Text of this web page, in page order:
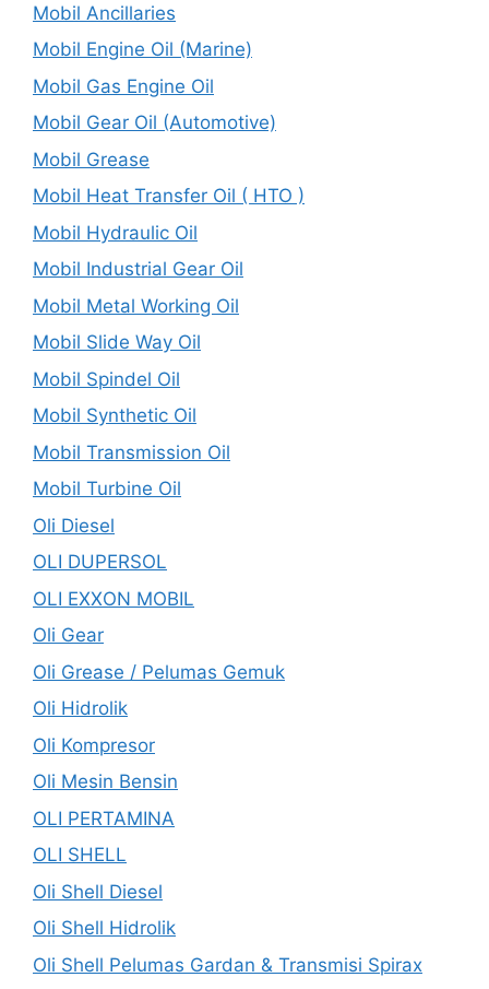
Mobil Ancillaries
Mobil Engine Oil (Marine)
Mobil Gas Engine Oil
Mobil Gear Oil (Automotive)
Mobil Grease
Mobil Heat Transfer Oil ( HTO )
Mobil Hydraulic Oil
Mobil Industrial Gear Oil
Mobil Metal Working Oil
Mobil Slide Way Oil
Mobil Spindel Oil
Mobil Synthetic Oil
Mobil Transmission Oil
Mobil Turbine Oil
Oli Diesel
OLI DUPERSOL
OLI EXXON MOBIL
Oli Gear
Oli Grease / Pelumas Gemuk
Oli Hidrolik
Oli Kompresor
Oli Mesin Bensin
OLI PERTAMINA
OLI SHELL
Oli Shell Diesel
Oli Shell Hidrolik
Oli Shell Pelumas Gardan & Transmisi Spirax